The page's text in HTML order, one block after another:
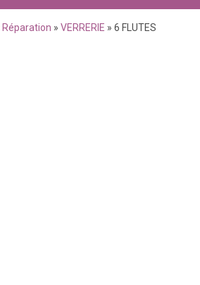
Réparation » VERRERIE » 6 FLUTES